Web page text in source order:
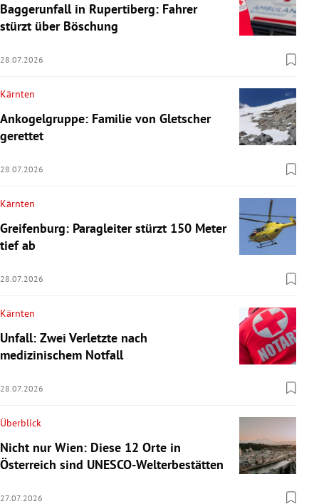
Baggerunfall in Rupertiberg: Fahrer
stürzt über Böschung
28.07.2026
Kärnten
Ankogelgruppe: Familie von Gletscher
gerettet
28.07.2026
Kärnten
Greifenburg: Paragleiter stürzt 150 Meter
tief ab
28.07.2026
Kärnten
Unfall: Zwei Verletzte nach
medizinischem Notfall
28.07.2026
Überblick
Nicht nur Wien: Diese 12 Orte in
Österreich sind UNESCO-Welterbestätten
27.07.2026